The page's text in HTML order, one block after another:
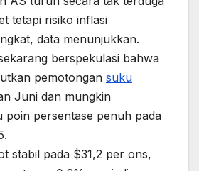
tetapi risiko inflasi
data menunjukkan.
berspekulasi bahwa
pemotongan suku
Juni dan mungkin
poin persentase penuh pada
stabil pada $31,2 per ons,